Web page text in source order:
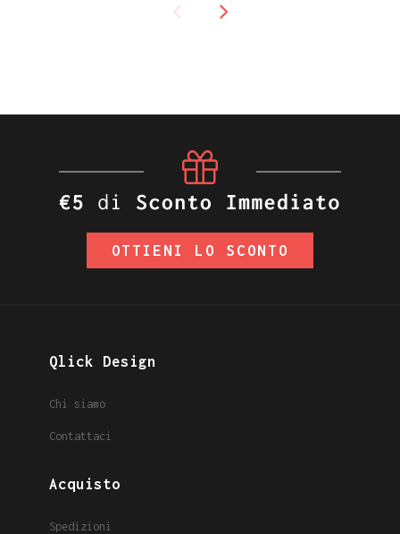
OTTIENI LO SCONTO
Qlick Design
Chi siamo
Contattaci
Acquisto
Spedizioni